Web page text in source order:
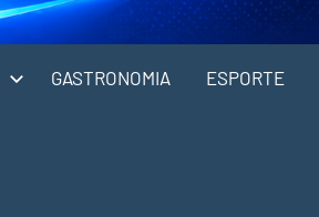
GASTRONOMIA ESPORTE